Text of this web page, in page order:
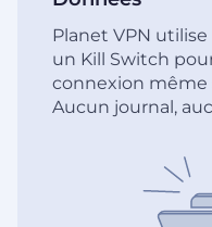
Planet VPN
un Kill Switch
connexion
Aucun journal,